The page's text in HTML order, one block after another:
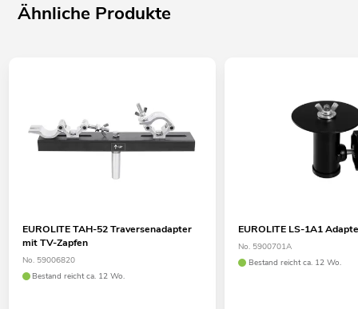
Ähnliche Produkte
EUROLITE TAH-52 Traversenadapter
mit TV-Zapfen
No. 59006820
Bestand reicht ca. 12 Wo.
EUROLITE LS-1A1
No. 5900701A
Bestand reicht ca. 12 Wo.